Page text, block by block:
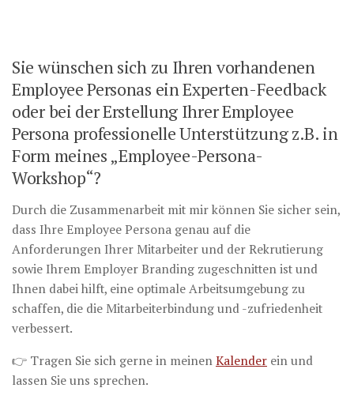
Sie wünschen sich zu Ihren vorhandenen
Employee Personas ein Experten-Feedback
oder bei der Erstellung Ihrer Employee
Persona professionelle Unterstützung z.B. in
Form meines „Employee-Persona-
Workshop“?
Durch die Zusammenarbeit mit mir können Sie sicher sein,
dass Ihre Employee Persona genau auf die
Anforderungen Ihrer Mitarbeiter und der Rekrutierung
sowie Ihrem Employer Branding zugeschnitten ist und
Ihnen dabei hilft, eine optimale Arbeitsumgebung zu
schaffen, die die Mitarbeiterbindung und -zufriedenheit
verbessert.
👉 Tragen Sie sich gerne in meinenKalender ein und
lassen Sie uns sprechen.